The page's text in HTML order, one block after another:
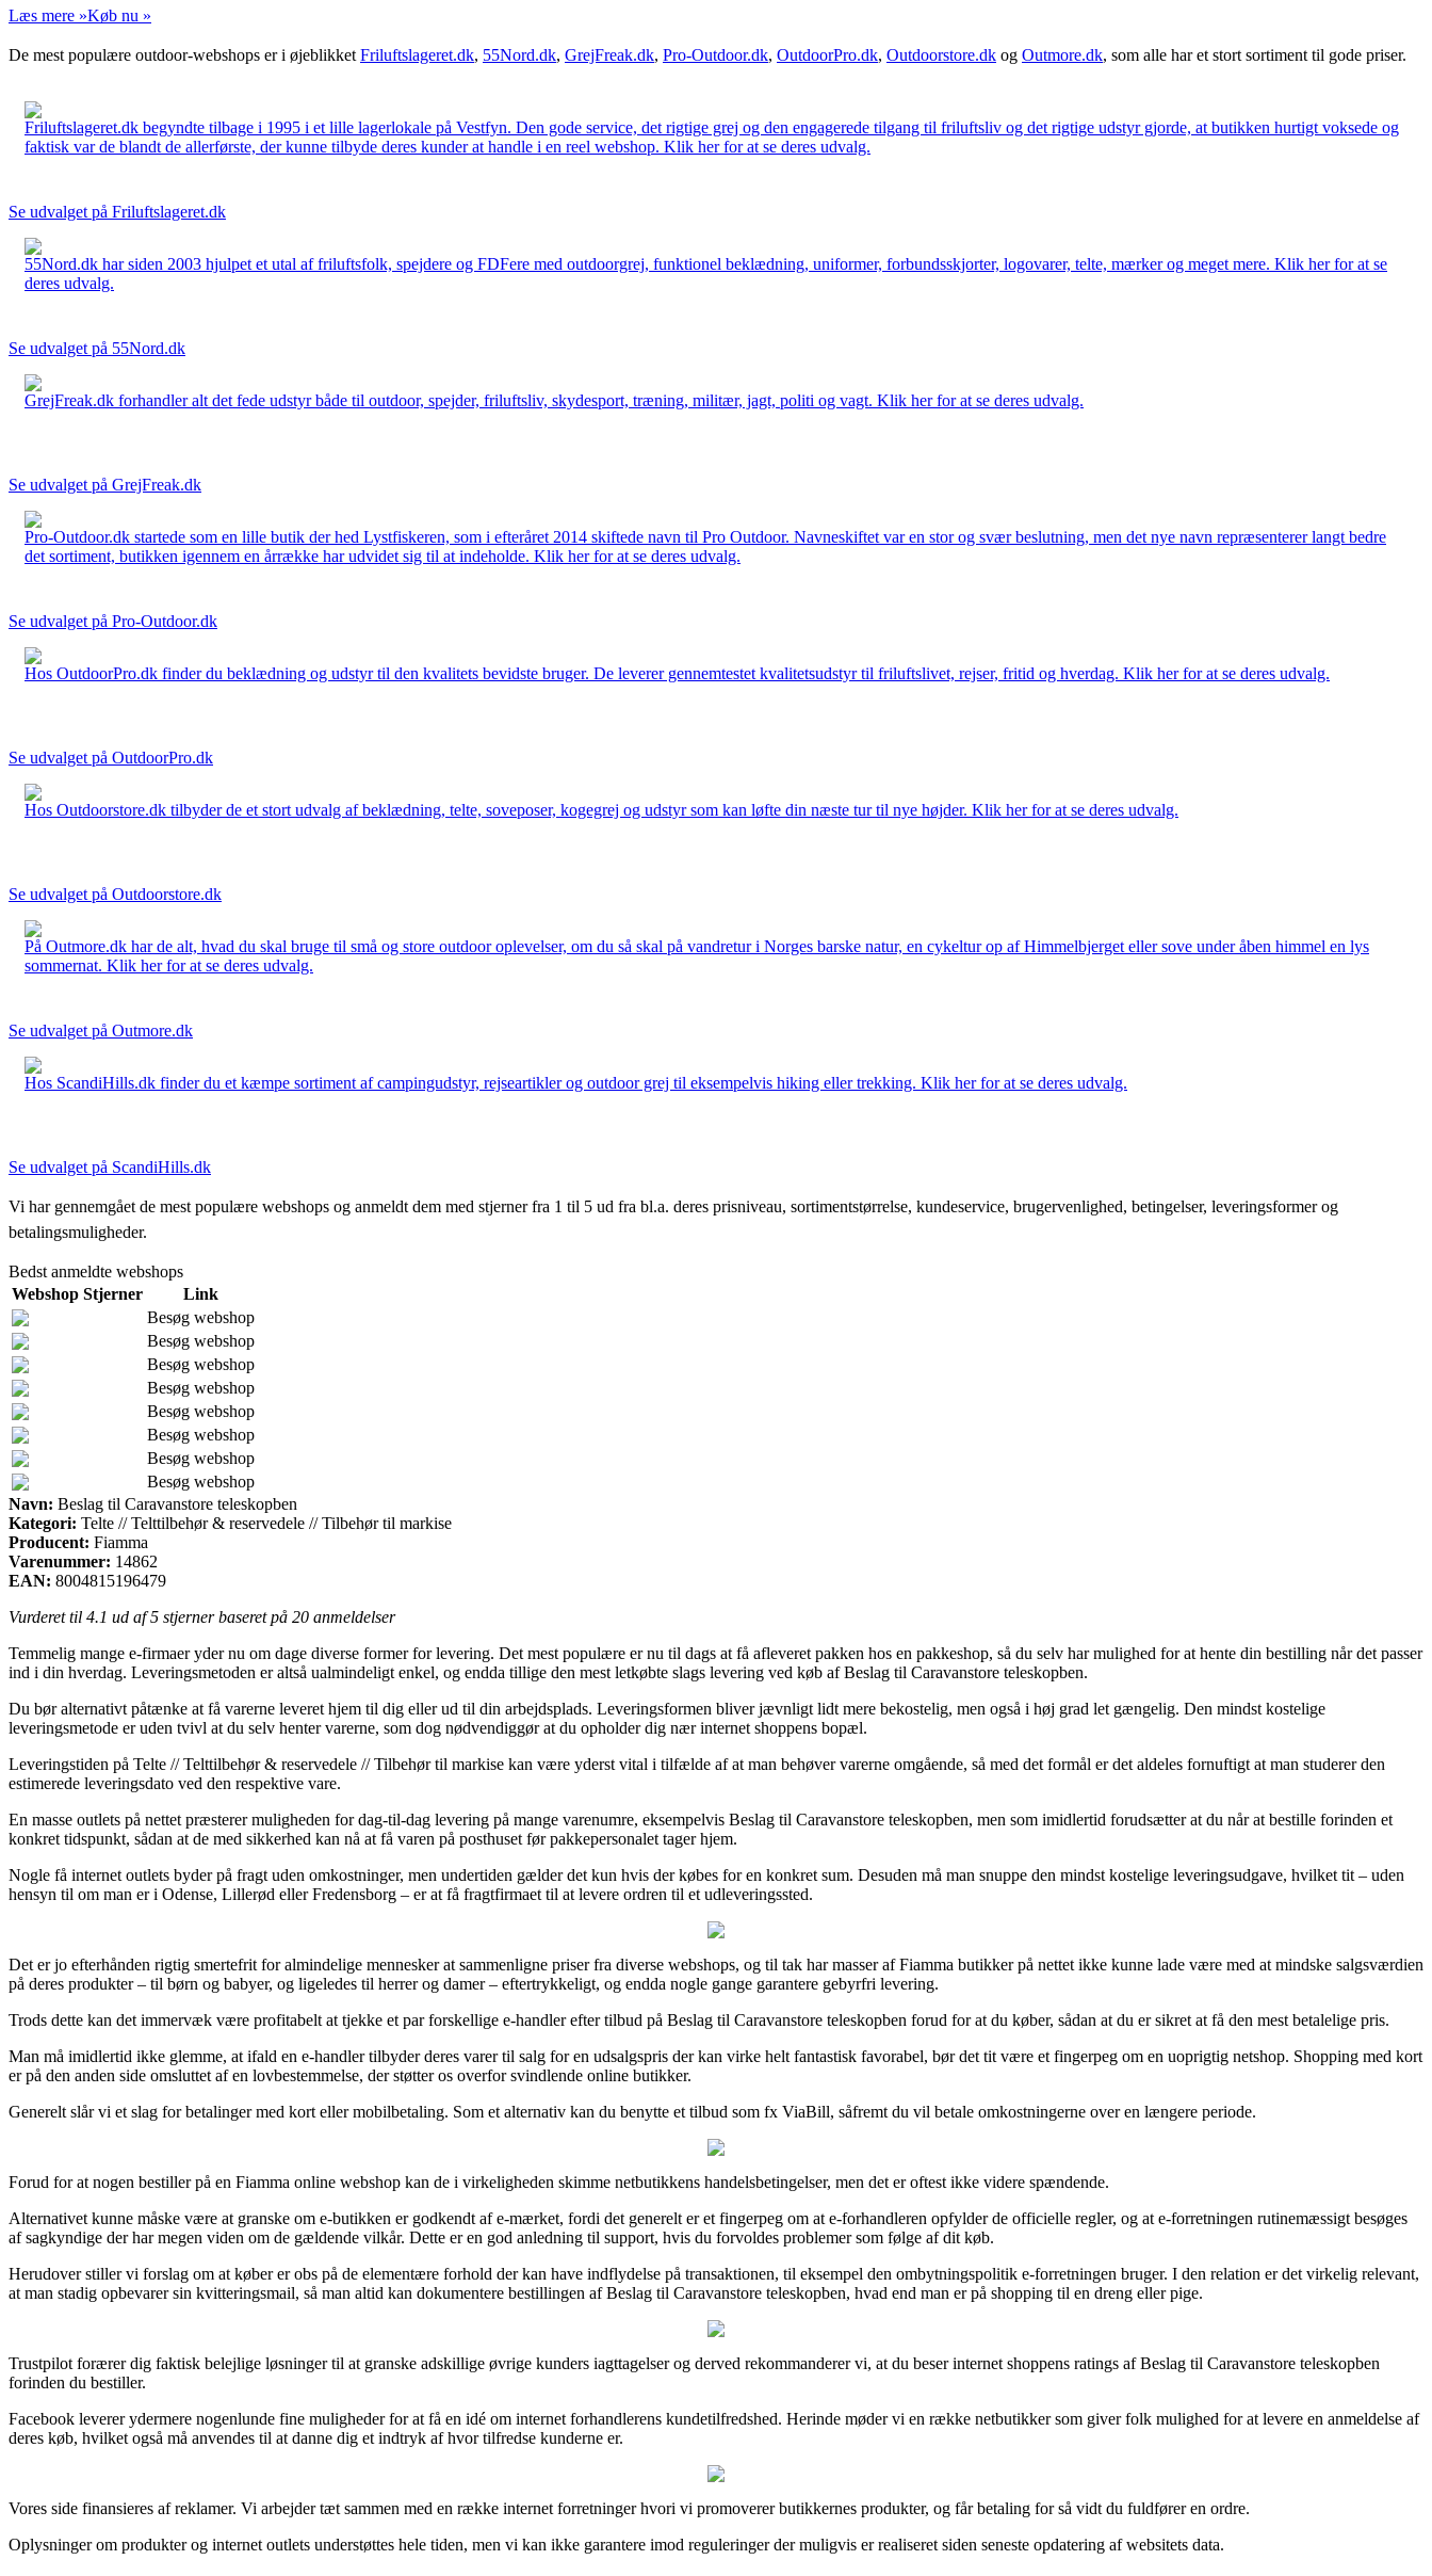
Læs mere »Køb nu »
De mest populære outdoor-webshops er i øjeblikket Friluftslageret.dk, 55Nord.dk, GrejFreak.dk, Pro-Outdoor.dk, OutdoorPro.dk, Outdoorstore.dk og Outmore.dk, som alle har et stort sortiment til gode priser.
Friluftslageret.dk begyndte tilbage i 1995 i et lille lagerlokale på Vestfyn. Den gode service, det rigtige grej og den engagerede tilgang til friluftsliv og det rigtige udstyr gjorde, at butikken hurtigt voksede og
faktisk var de blandt de allerførste, der kunne tilbyde deres kunder at handle i en reel webshop. Klik her for at se deres udvalg.
Se udvalget på Friluftslageret.dk
55Nord.dk har siden 2003 hjulpet et utal af friluftsfolk, spejdere og FDFere med outdoorgrej, funktionel beklædning, uniformer, forbundsskjorter, logovarer, telte, mærker og meget mere. Klik her for at se
deres udvalg.
Se udvalget på 55Nord.dk
GrejFreak.dk forhandler alt det fede udstyr både til outdoor, spejder, friluftsliv, skydesport, træning, militær, jagt, politi og vagt. Klik her for at se deres udvalg.
Se udvalget på GrejFreak.dk
Pro-Outdoor.dk startede som en lille butik der hed Lystfiskeren, som i efteråret 2014 skiftede navn til Pro Outdoor. Navneskiftet var en stor og svær beslutning, men det nye navn repræsenterer langt bedre
det sortiment, butikken igennem en årrække har udvidet sig til at indeholde. Klik her for at se deres udvalg.
Se udvalget på Pro-Outdoor.dk
Hos OutdoorPro.dk finder du beklædning og udstyr til den kvalitets bevidste bruger. De leverer gennemtestet kvalitetsudstyr til friluftslivet, rejser, fritid og hverdag. Klik her for at se deres udvalg.
Se udvalget på OutdoorPro.dk
Hos Outdoorstore.dk tilbyder de et stort udvalg af beklædning, telte, soveposer, kogegrej og udstyr som kan løfte din næste tur til nye højder. Klik her for at se deres udvalg.
Se udvalget på Outdoorstore.dk
På Outmore.dk har de alt, hvad du skal bruge til små og store outdoor oplevelser, om du så skal på vandretur i Norges barske natur, en cykeltur op af Himmelbjerget eller sove under åben himmel en lys
sommernat. Klik her for at se deres udvalg.
Se udvalget på Outmore.dk
Hos ScandiHills.dk finder du et kæmpe sortiment af campingudstyr, rejseartikler og outdoor grej til eksempelvis hiking eller trekking. Klik her for at se deres udvalg.
Se udvalget på ScandiHills.dk
Vi har gennemgået de mest populære webshops og anmeldt dem med stjerner fra 1 til 5 ud fra bl.a. deres prisniveau, sortimentstørrelse, kundeservice, brugervenlighed, betingelser, leveringsformer og
betalingsmuligheder.
Bedst anmeldte webshops
Webshop Stjerner
Link
Besøg webshop
Besøg webshop
Besøg webshop
Besøg webshop
Besøg webshop
Besøg webshop
Besøg webshop
Besøg webshop
Navn: Beslag til Caravanstore teleskopben
Kategori: Telte // Telttilbehør & reservedele // Tilbehør til markise
Producent: Fiamma
Varenummer: 14862
EAN: 8004815196479
Vurderet til 4.1 ud af 5 stjerner baseret på 20 anmeldelser
Temmelig mange e-firmaer yder nu om dage diverse former for levering. Det mest populære er nu til dags at få afleveret pakken hos en pakkeshop, så du selv har mulighed for at hente din bestilling når det passer
ind i din hverdag. Leveringsmetoden er altså ualmindeligt enkel, og endda tillige den mest letkøbte slags levering ved køb af Beslag til Caravanstore teleskopben.
Du bør alternativt påtænke at få varerne leveret hjem til dig eller ud til din arbejdsplads. Leveringsformen bliver jævnligt lidt mere bekostelig, men også i høj grad let gængelig. Den mindst kostelige
leveringsmetode er uden tvivl at du selv henter varerne, som dog nødvendiggør at du opholder dig nær internet shoppens bopæl.
Leveringstiden på Telte // Telttilbehør & reservedele // Tilbehør til markise kan være yderst vital i tilfælde af at man behøver varerne omgående, så med det formål er det aldeles fornuftigt at man studerer den
estimerede leveringsdato ved den respektive vare.
En masse outlets på nettet præsterer muligheden for dag-til-dag levering på mange varenumre, eksempelvis Beslag til Caravanstore teleskopben, men som imidlertid forudsætter at du når at bestille forinden et
konkret tidspunkt, sådan at de med sikkerhed kan nå at få varen på posthuset før pakkepersonalet tager hjem.
Nogle få internet outlets byder på fragt uden omkostninger, men undertiden gælder det kun hvis der købes for en konkret sum. Desuden må man snuppe den mindst kostelige leveringsudgave, hvilket tit – uden
hensyn til om man er i Odense, Lillerød eller Fredensborg – er at få fragtfirmaet til at levere ordren til et udleveringssted.
Det er jo efterhånden rigtig smertefrit for almindelige mennesker at sammenligne priser fra diverse webshops, og til tak har masser af Fiamma butikker på nettet ikke kunne lade være med at mindske salgsværdien
på deres produkter – til børn og babyer, og ligeledes til herrer og damer – eftertrykkeligt, og endda nogle gange garantere gebyrfri levering.
Trods dette kan det immervæk være profitabelt at tjekke et par forskellige e-handler efter tilbud på Beslag til Caravanstore teleskopben forud for at du køber, sådan at du er sikret at få den mest betalelige pris.
Man må imidlertid ikke glemme, at ifald en e-handler tilbyder deres varer til salg for en udsalgspris der kan virke helt fantastisk favorabel, bør det tit være et fingerpeg om en uoprigtig netshop. Shopping med kort
er på den anden side omsluttet af en lovbestemmelse, der støtter os overfor svindlende online butikker.
Generelt slår vi et slag for betalinger med kort eller mobilbetaling. Som et alternativ kan du benytte et tilbud som fx ViaBill, såfremt du vil betale omkostningerne over en længere periode.
Forud for at nogen bestiller på en Fiamma online webshop kan de i virkeligheden skimme netbutikkens handelsbetingelser, men det er oftest ikke videre spændende.
Alternativet kunne måske være at granske om e-butikken er godkendt af e-mærket, fordi det generelt er et fingerpeg om at e-forhandleren opfylder de officielle regler, og at e-forretningen rutinemæssigt besøges
af sagkyndige der har megen viden om de gældende vilkår. Dette er en god anledning til support, hvis du forvoldes problemer som følge af dit køb.
Herudover stiller vi forslag om at køber er obs på de elementære forhold der kan have indflydelse på transaktionen, til eksempel den ombytningspolitik e-forretningen bruger. I den relation er det virkelig relevant,
at man stadig opbevarer sin kvitteringsmail, så man altid kan dokumentere bestillingen af Beslag til Caravanstore teleskopben, hvad end man er på shopping til en dreng eller pige.
Trustpilot forærer dig faktisk belejlige løsninger til at granske adskillige øvrige kunders iagttagelser og derved rekommanderer vi, at du beser internet shoppens ratings af Beslag til Caravanstore teleskopben
forinden du bestiller.
Facebook leverer ydermere nogenlunde fine muligheder for at få en idé om internet forhandlerens kundetilfredshed. Herinde møder vi en række netbutikker som giver folk mulighed for at levere en anmeldelse af
deres køb, hvilket også må anvendes til at danne dig et indtryk af hvor tilfredse kunderne er.
Vores side finansieres af reklamer. Vi arbejder tæt sammen med en række internet forretninger hvori vi promoverer butikkernes produkter, og får betaling for så vidt du fuldfører en ordre.
Oplysninger om produkter og internet outlets understøttes hele tiden, men vi kan ikke garantere imod reguleringer der muligvis er realiseret siden seneste opdatering af websitets data.